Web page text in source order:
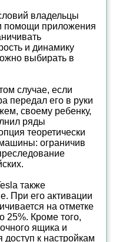
владельцы
помощи приложения
и динамику
выбирать в
случае, если
передал его в руки
своему ребенку,
ряды
теоретически
ограничив
также
При его активации
на отметке
25%. Кроме того,
ящика и
доступ к настройкам